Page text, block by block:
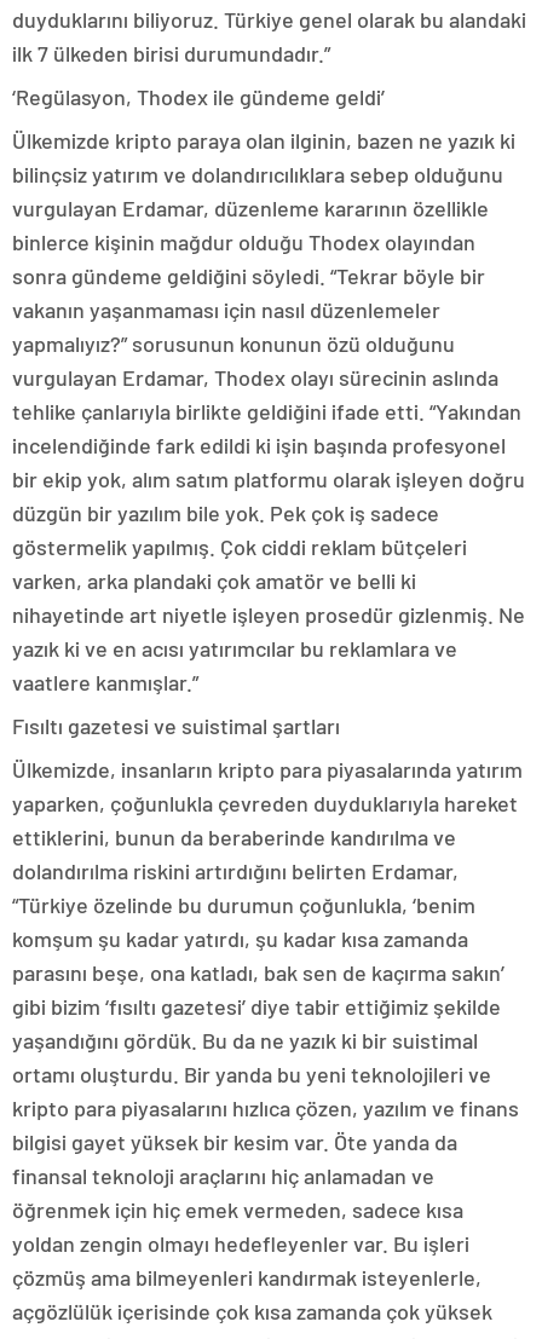
duyduklarını biliyoruz. Türkiye genel olarak bu alandaki
ilk 7 ülkeden birisi durumundadır.”
‘Regülasyon, Thodex ile gündeme geldi’
Ülkemizde kripto paraya olan ilginin, bazen ne yazık ki
bilinçsiz yatırım ve dolandırıcılıklara sebep olduğunu
vurgulayan Erdamar, düzenleme kararının özellikle
binlerce kişinin mağdur olduğu Thodex olayından
sonra gündeme geldiğini söyledi. “Tekrar böyle bir
vakanın yaşanmaması için nasıl düzenlemeler
yapmalıyız?” sorusunun konunun özü olduğunu
vurgulayan Erdamar, Thodex olayı sürecinin aslında
tehlike çanlarıyla birlikte geldiğini ifade etti. “Yakından
incelendiğinde fark edildi ki işin başında profesyonel
bir ekip yok, alım satım platformu olarak işleyen doğru
düzgün bir yazılım bile yok. Pek çok iş sadece
göstermelik yapılmış. Çok ciddi reklam bütçeleri
varken, arka plandaki çok amatör ve belli ki
nihayetinde art niyetle işleyen prosedür gizlenmiş. Ne
yazık ki ve en acısı yatırımcılar bu reklamlara ve
vaatlere kanmışlar.”
Fısıltı gazetesi ve suistimal şartları
Ülkemizde, insanların kripto para piyasalarında yatırım
yaparken, çoğunlukla çevreden duyduklarıyla hareket
ettiklerini, bunun da beraberinde kandırılma ve
dolandırılma riskini artırdığını belirten Erdamar,
“Türkiye özelinde bu durumun çoğunlukla, ‘benim
komşum şu kadar yatırdı, şu kadar kısa zamanda
parasını beşe, ona katladı, bak sen de kaçırma sakın’
gibi bizim ‘fısıltı gazetesi’ diye tabir ettiğimiz şekilde
yaşandığını gördük. Bu da ne yazık ki bir suistimal
ortamı oluşturdu. Bir yanda bu yeni teknolojileri ve
kripto para piyasalarını hızlıca çözen, yazılım ve finans
bilgisi gayet yüksek bir kesim var. Öte yanda da
finansal teknoloji araçlarını hiç anlamadan ve
öğrenmek için hiç emek vermeden, sadece kısa
yoldan zengin olmayı hedefleyenler var. Bu işleri
çözmüş ama bilmeyenleri kandırmak isteyenlerle,
açgözlülük içerisinde çok kısa zamanda çok yüksek